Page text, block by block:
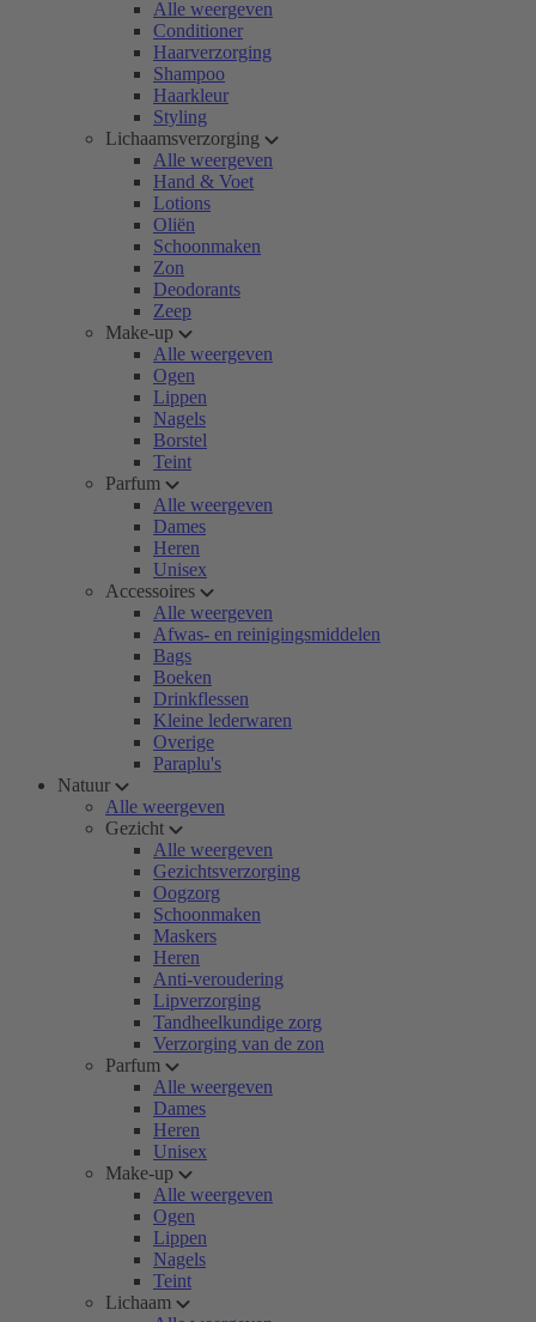
Alle weergeven
Conditioner
Haarverzorging
Shampoo
Haarkleur
Styling
Lichaamsverzorging
Alle weergeven
Hand & Voet
Lotions
Oliën
Schoonmaken
Zon
Deodorants
Zeep
Make-up
Alle weergeven
Ogen
Lippen
Nagels
Borstel
Teint
Parfum
Alle weergeven
Dames
Heren
Unisex
Accessoires
Alle weergeven
Afwas- en reinigingsmiddelen
Bags
Boeken
Drinkflessen
Kleine lederwaren
Overige
Paraplu's
Natuur
Alle weergeven
Gezicht
Alle weergeven
Gezichtsverzorging
Oogzorg
Schoonmaken
Maskers
Heren
Anti-veroudering
Lipverzorging
Tandheelkundige zorg
Verzorging van de zon
Parfum
Alle weergeven
Dames
Heren
Unisex
Make-up
Alle weergeven
Ogen
Lippen
Nagels
Teint
Lichaam